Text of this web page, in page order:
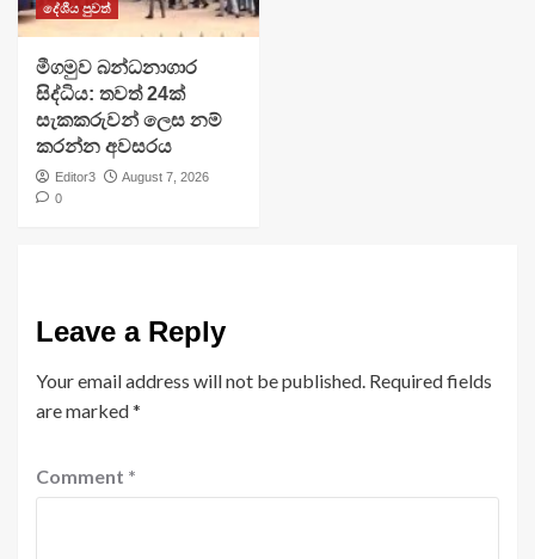
දේශීය පුවත්
මීගමුව බන්ධනාගාර
සිද්ධිය: තවත් 24ක්
සැකකරුවන් ලෙස නම්
කරන්න අවසරය
Editor3
August 7, 2026
0
Leave a Reply
Your email address will not be published. Required fields
are marked*
Comment *